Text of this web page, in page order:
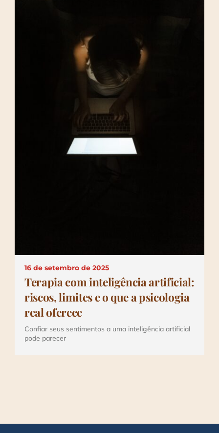
16 de setembro de 2025
Terapia com inteligência artificial:
riscos, limites e o que a psicologia
real oferece
Confiar seus sentimentos a uma inteligência artificial
pode parecer